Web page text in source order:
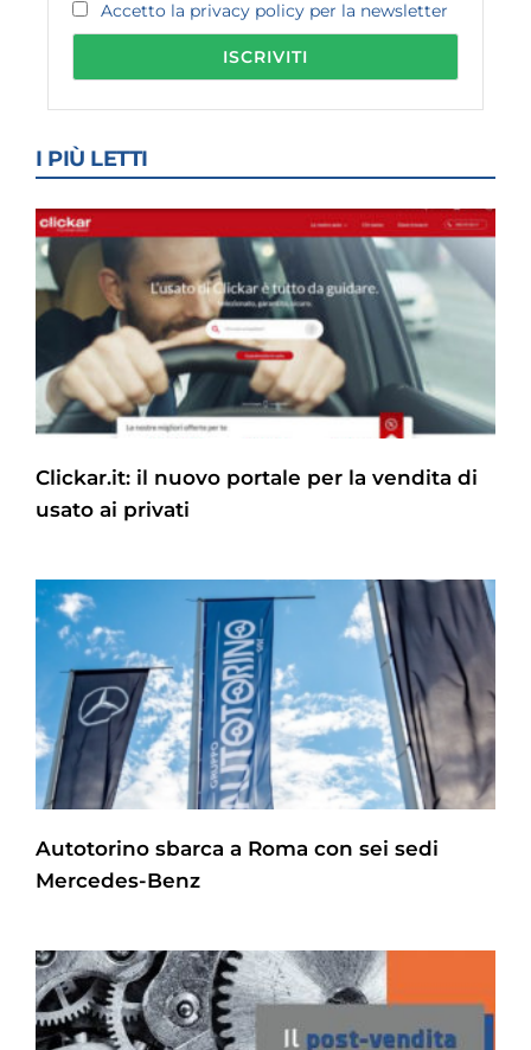
Accetto la privacy policy per la newsletter
I PIÙ LETTI
Clickar.it: il nuovo portale per la vendita di
usato ai privati
Autotorino sbarca a Roma con sei sedi
Mercedes-Benz